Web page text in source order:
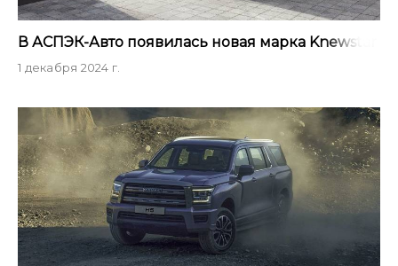
В АСПЭК-Авто появилась новая марка Knewstar
1 декабря 2024 г.